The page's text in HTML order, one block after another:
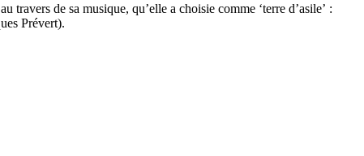
de sa musique, qu’elle a choisie comme ‘terre d’asile’ :
Prévert).